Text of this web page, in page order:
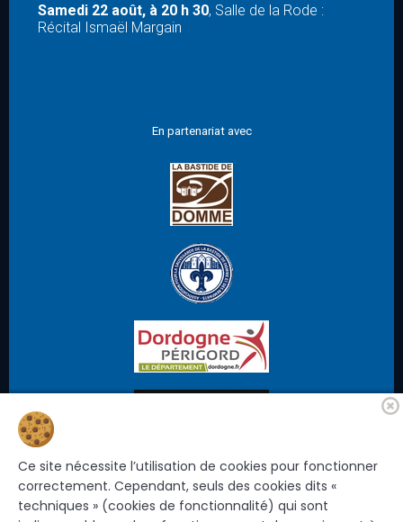
Samedi 22 août, à 20 h 30, Salle de la Rode :
Récital Ismaël Margain
En partenariat avec
Ce site nécessite l’utilisation de cookies pour fonctionner
correctement. Cependant, seuls des cookies dits «
techniques » (cookies de fonctionnalité) qui sont